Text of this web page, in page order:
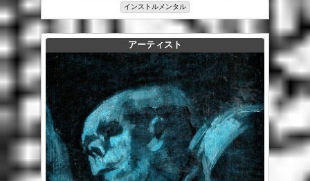
インストルメンタル
アーティスト